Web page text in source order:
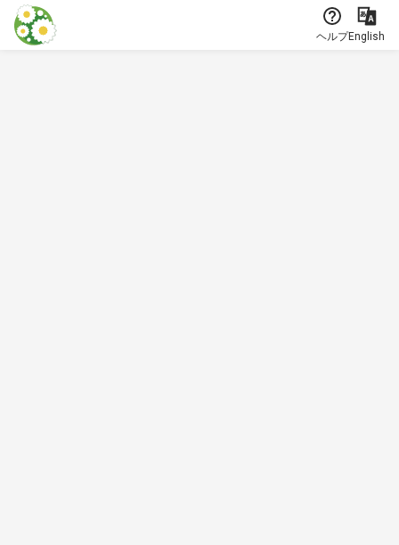
本文に飛ぶ
ヘルプEnglish